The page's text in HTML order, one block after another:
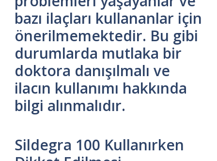
bazı ilaçları kullananlar için
önerilmemektedir. Bu gibi
durumlarda mutlaka bir
doktora danışılmalı ve
ilacın kullanımı hakkında
bilgi alınmalıdır.
Sildegra 100 Kullanırken